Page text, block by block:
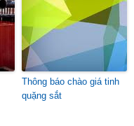
Thông báo chào giá tinh
quặng sắt